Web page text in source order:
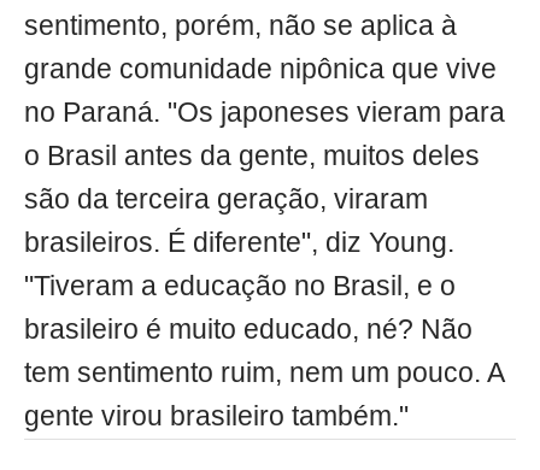
sentimento, porém, não se aplica à
grande comunidade nipônica que vive
no Paraná. "Os japoneses vieram para
o Brasil antes da gente, muitos deles
são da terceira geração, viraram
brasileiros. É diferente", diz Young.
"Tiveram a educação no Brasil, e o
brasileiro é muito educado, né? Não
tem sentimento ruim, nem um pouco. A
gente virou brasileiro também."